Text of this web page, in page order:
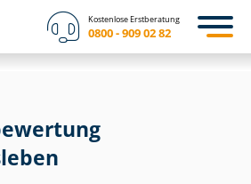
Kostenlose Erstberatung
0800 - 909 02 82